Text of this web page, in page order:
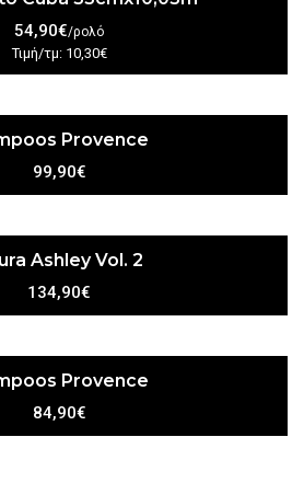
54,90€/ρολό
Τιμή/τμ: 10,30€
Provence
99,90€
Ashley Vol. 2
134,90€
Provence
84,90€